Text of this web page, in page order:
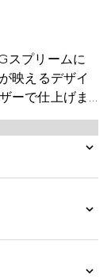
スプリームに
映えるデザイ
ーで仕上げま